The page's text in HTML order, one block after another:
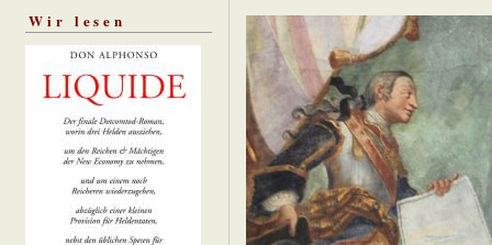
Wir lesen